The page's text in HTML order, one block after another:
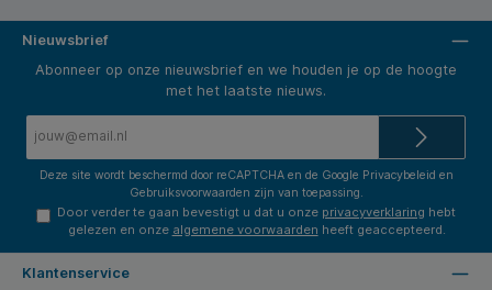
Nieuwsbrief
Abonneer op onze nieuwsbrief en we houden je op de hoogte
met het laatste nieuws.
Deze site wordt beschermd door reCAPTCHA en de Google Privacybeleid en
Gebruiksvoorwaarden zijn van toepassing.
Door verder te gaan bevestigt u dat u onze privacyverklaring hebt
gelezen en onze algemene voorwaarden heeft geaccepteerd.
Klantenservice